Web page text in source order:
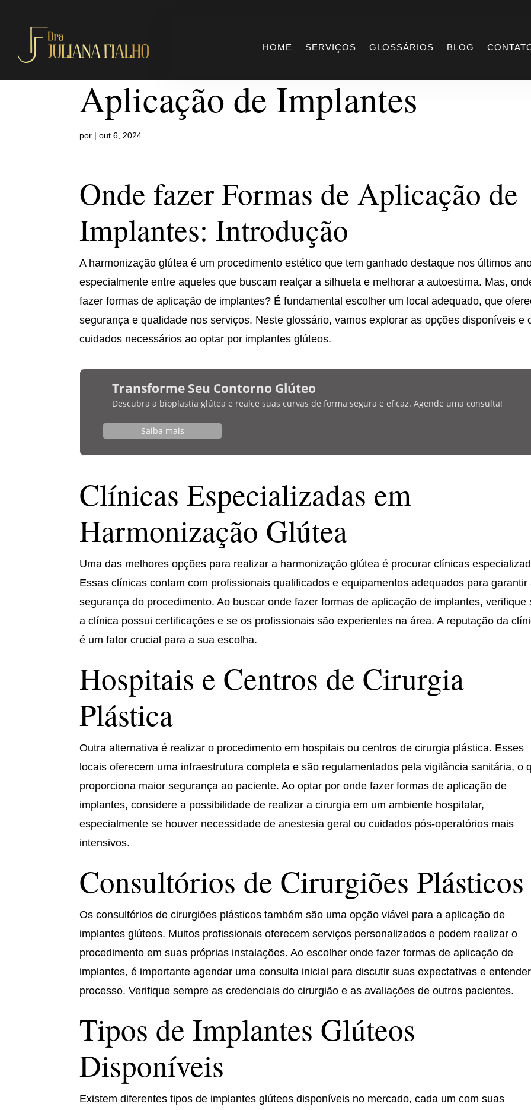
HOME SERVIÇOS GLOSSÁRIOS BLOG
Onde fazer Formas de
Aplicação de Implantes
por |out 6, 2024
Onde fazer Formas de Aplicação de
Implantes: Introdução
A harmonização glútea é um procedimento estético que tem ganhado destaque nos últimos
especialmente entre aqueles que buscam realçar a silhueta e melhorar a autoestima. Mas,
fazer formas de aplicação de implantes? É fundamental escolher um local adequado, que
segurança e qualidade nos serviços. Neste glossário, vamos explorar as opções disponíveis e
cuidados necessários ao optar por implantes glúteos.
Transforme Seu Contorno Glúteo
Descubra a bioplastia glútea e realce suas curvas de forma segura e eficaz. Agende uma consulta!
Saiba mais
Clínicas Especializadas em
Harmonização Glútea
Uma das melhores opções para realizar a harmonização glútea é procurar clínicas
Essas clínicas contam com profissionais qualificados e equipamentos adequados para garantir
segurança do procedimento. Ao buscar onde fazer formas de aplicação de implantes, verifique
a clínica possui certificações e se os profissionais são experientes na área. A reputação da
é um fator crucial para a sua escolha.
Hospitais e Centros de Cirurgia
Plástica
Outra alternativa é realizar o procedimento em hospitais ou centros de cirurgia plástica. Esses
locais oferecem uma infraestrutura completa e são regulamentados pela vigilância sanitária, o
proporciona maior segurança ao paciente. Ao optar por onde fazer formas de aplicação de
implantes, considere a possibilidade de realizar a cirurgia em um ambiente hospitalar,
especialmente se houver necessidade de anestesia geral ou cuidados pós-operatórios mais
intensivos.
Consultórios de Cirurgiões Plásticos
Os consultórios de cirurgiões plásticos também são uma opção viável para a aplicação de
implantes glúteos. Muitos profissionais oferecem serviços personalizados e podem realizar o
procedimento em suas próprias instalações. Ao escolher onde fazer formas de aplicação de
implantes, é importante agendar uma consulta inicial para discutir suas expectativas e
processo. Verifique sempre as credenciais do cirurgião e as avaliações de outros pacientes.
Tipos de Implantes Glúteos
Disponíveis
Existem diferentes tipos de implantes glúteos disponíveis no mercado, cada um com suas